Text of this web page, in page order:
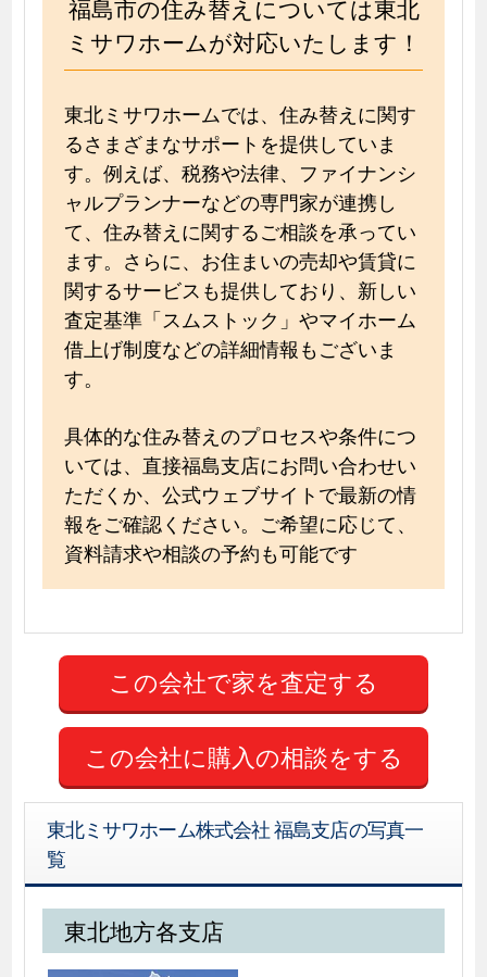
福島市の住み替えについては東北
ミサワホームが対応いたします！
東北ミサワホームでは、住み替えに関す
るさまざまなサポートを提供していま
す。例えば、税務や法律、ファイナンシ
ャルプランナーなどの専門家が連携し
て、住み替えに関するご相談を承ってい
ます。さらに、お住まいの売却や賃貸に
関するサービスも提供しており、新しい
査定基準「スムストック」やマイホーム
借上げ制度などの詳細情報もございま
す。
具体的な住み替えのプロセスや条件につ
いては、直接福島支店にお問い合わせい
ただくか、公式ウェブサイトで最新の情
報をご確認ください。ご希望に応じて、
資料請求や相談の予約も可能です
この会社に購入の相談をする
東北ミサワホーム株式会社 福島支店の写真一
覧
東北地方各支店